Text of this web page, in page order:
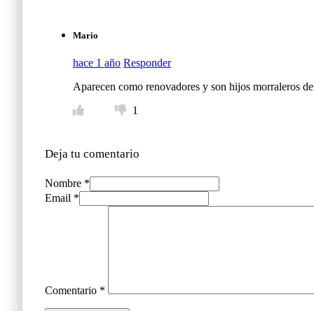
Mario
hace 1 año Responder
Aparecen como renovadores y son hijos morraleros
1
Deja tu comentario
Nombre *
Email *
Comentario *